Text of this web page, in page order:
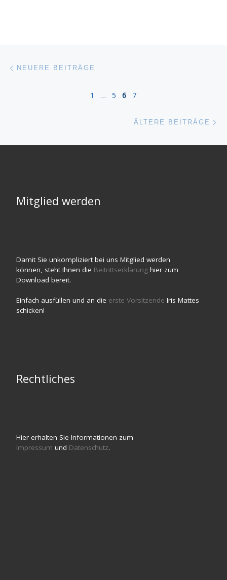
Beitragsnavigation
NEUERE BEITRÄGE
1 … 5 6 7
ÄLTERE BEITRÄGE
Mitglied werden
Damit Sie unkompliziert bei uns Mitglied werden
können, steht Ihnen die Beitrittserklärung hier zum
Download bereit.
Einfach ausfüllen und an die erste Vorsitzende Iris Mattes
schicken!
Rechtliches
Hier erhalten Sie Informationen zum
Impressum und Datenschutz.